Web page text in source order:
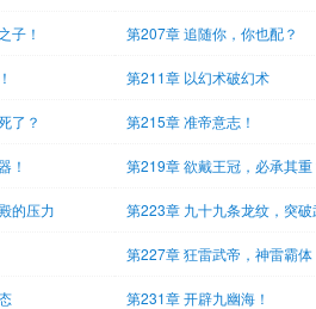
子！ 第207章 追随你，你也配？
第211章 以幻术破幻术
了？ 第215章 准帝意志！
！ 第219章 欲戴王冠，必承其重
的压力 第223章 九十九条龙纹，突破
第227章 狂雷武帝，神雷霸体
第231章 开辟九幽海！